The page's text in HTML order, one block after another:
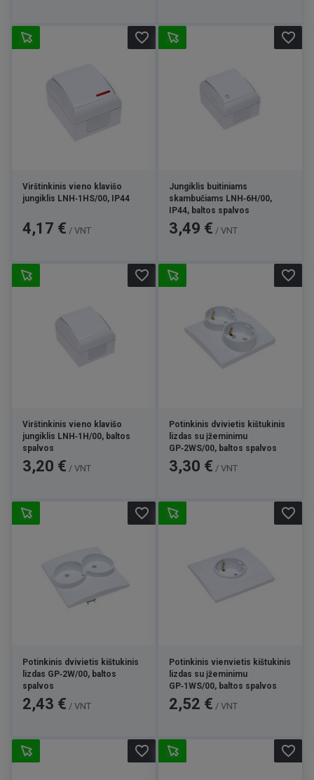
Virštinkinis vieno klavišo
jungiklis LNH‑1HS/00, IP44
Kaina
4,17 € / VNT
favorite_border
Jungiklis buitiniams
skambučiams LNH‑6H/00,
IP44, baltos spalvos
Kaina
3,49 € / VNT
favorite_border
Virštinkinis vieno klavišo
jungiklis LNH‑1H/00, baltos
spalvos
Kaina
3,20 € / VNT
favorite_border
Potinkinis dvivietis kištukinis
lizdas su įžeminimu
GP‑2WS/00, baltos spalvos
Kaina
3,30 € / VNT
favorite_border
Potinkinis dvivietis kištukinis
lizdas GP‑2W/00, baltos
spalvos
Kaina
2,43 € / VNT
favorite_border
Potinkinis vienvietis kištukinis
lizdas su įžeminimu
GP‑1WS/00, baltos spalvos
Kaina
2,52 € / VNT
favorite_border
favorite_border favorite_border